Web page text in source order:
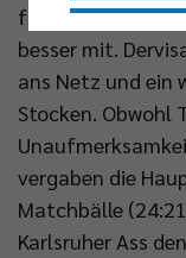
für die BR
besser mit.
ans Netz und ein
Stocken. Obwohl
vergaben die
Matchbälle
Karlsruher Ass
Nur